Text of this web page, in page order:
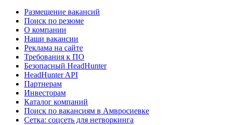
Размещение вакансий
Поиск по резюме
О компании
Наши вакансии
Реклама на сайте
Требования к ПО
Безопасный HeadHunter
HeadHunter API
Партнерам
Инвесторам
Каталог компаний
Поиск по вакансиям в Амвросиевке
Сетка: соцсеть для нетворкинга